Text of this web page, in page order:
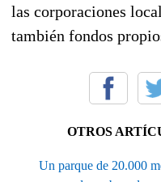
las corporaciones
también fondos
OTROS
Un parque de 20.000